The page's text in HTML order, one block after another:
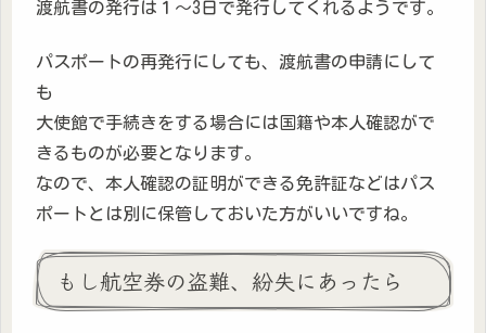
渡航書の発行は１～3日で発行してくれるようです。
パスポートの再発行にしても、渡航書の申請にして
も
大使館で手続きをする場合には国籍や本人確認がで
きるものが必要となります。
なので、本人確認の証明ができる免許証などはパス
ポートとは別に保管しておいた方がいいですね。
もし航空券の盗難、紛失にあったら